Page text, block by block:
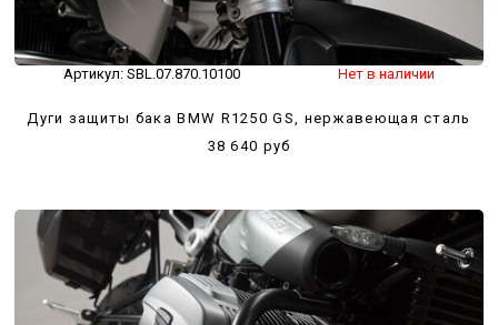
Артикул: SBL.07.870.10100 Нет в наличии
Дуги защиты бака BMW R1250 GS, нержавеющая сталь
38 640 руб